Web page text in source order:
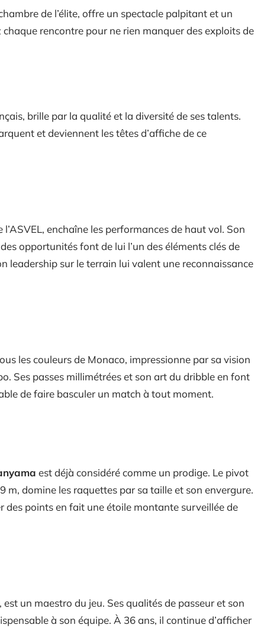
de l’élite, offre un spectacle palpitant et un
rencontre pour ne rien manquer des exploits de
brille par la qualité et la diversité de ses talents.
et deviennent les têtes d’affiche de ce
l’ASVEL, enchaîne les performances de haut vol. Son
opportunités font de lui l’un des éléments clés de
leadership sur le terrain lui valent une reconnaissance
les couleurs de Monaco, impressionne par sa vision
Ses passes millimétrées et son art du dribble en font
de faire basculer un match à tout moment.
est déjà considéré comme un prodige. Le pivot
m, domine les raquettes par sa taille et son envergure.
des points en fait une étoile montante surveillée de
, est un maestro du jeu. Ses qualités de passeur et son
à son équipe. À 36 ans, il continue d’afficher